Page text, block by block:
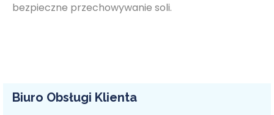
bezpieczne przechowywanie soli.
Biuro Obsługi Klienta